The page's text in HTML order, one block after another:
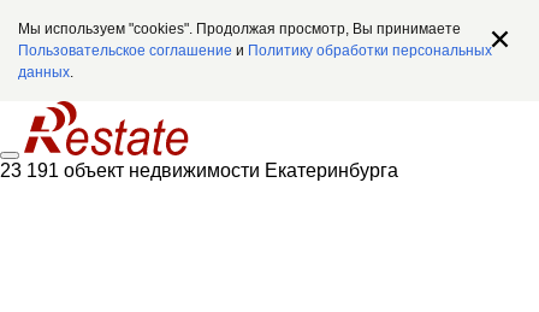
Мы используем "cookies". Продолжая просмотр, Вы принимаете
Пользовательское соглашение и Политику обработки персональных
данных.
23 191 объект недвижимости Екатеринбурга